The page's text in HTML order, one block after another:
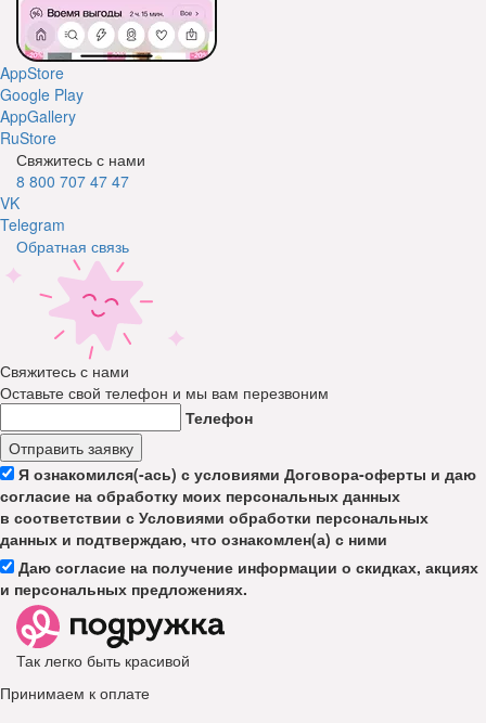
AppStore
Google Play
AppGallery
RuStore
Свяжитесь с нами
8 800 707 47 47
VK
Telegram
Обратная связь
Свяжитесь с нами
Оставьте свой телефон и мы вам перезвоним
Телефон
Отправить заявку
Я ознакомился(-ась) с условиями Договора-оферты и даю
согласие на обработку моих персональных данных
в соответствии с Условиями обработки персональных
данных и подтверждаю, что ознакомлен(а) с ними
Даю согласие на получение информации о скидках, акциях
и персональных предложениях.
Так легко быть красивой
Принимаем к оплате